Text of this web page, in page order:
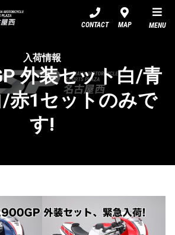
CONTACT MAP MENU
入荷情報
外装セット白/青
赤1セットのみで
す!